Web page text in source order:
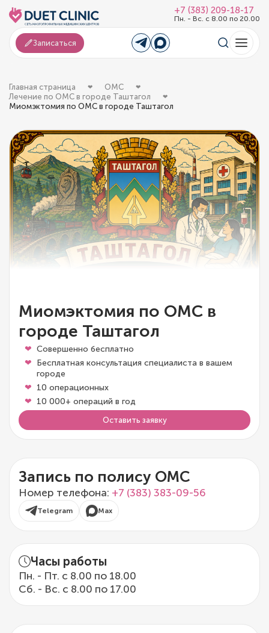
+7 (383) 209-18-17
Пн. - Вс. с 8.00 по 20.00
Записаться
Главная страница
ОМС
Лечение по ОМС в городе Таштагол
Миомэктомия по ОМС в городе Таштагол
Миомэктомия по ОМС в
городе Таштагол
Совершенно бесплатно
Бесплатная консультация специалиста в вашем
городе
10 операционных
10 000+ операций в год
Оставить заявку
Запись по полису ОМС
Номер телефона: +7 (383) 383-09-56
Telegram Max
Часы работы
Пн. - Пт. с 8.00 по 18.00
Сб. - Вс. с 8.00 по 17.00